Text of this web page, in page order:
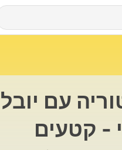
עם יובל
- קטעים